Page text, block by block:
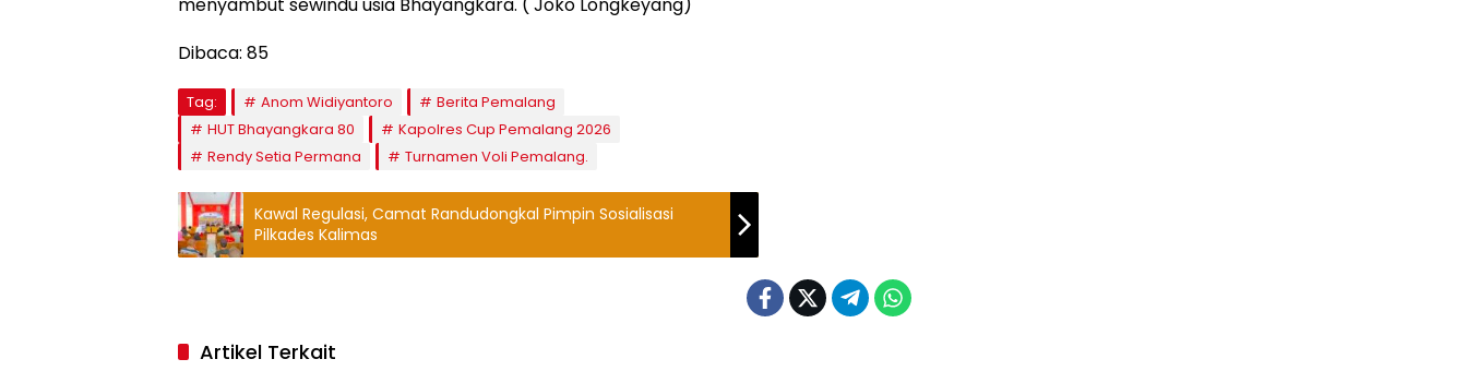
menyambut sewindu usia Bhayangkara. ( Joko Longkeyang)
Dibaca: 85
Tag: Anom Widiyantoro
Berita Pemalang
HUT Bhayangkara 80
Kapolres Cup Pemalang 2026
Rendy Setia Permana
Turnamen Voli Pemalang.
Kawal Regulasi, Camat Randudongkal Pimpin Sosialisasi
Pilkades Kalimas
Artikel Terkait